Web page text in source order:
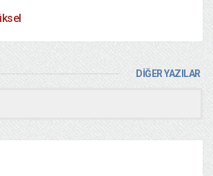
DİĞER YAZILAR